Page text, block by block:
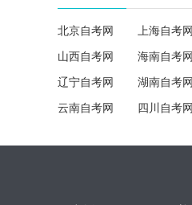
北京自考网 上海自考网
山西自考网 海南自考网
辽宁自考网 湖南自考网
云南自考网 四川自考网